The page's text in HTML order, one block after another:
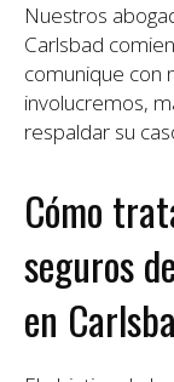
Nuestros
Carlsbad
comunique con
involucremos,
respaldar su
Cómo
seguros
en